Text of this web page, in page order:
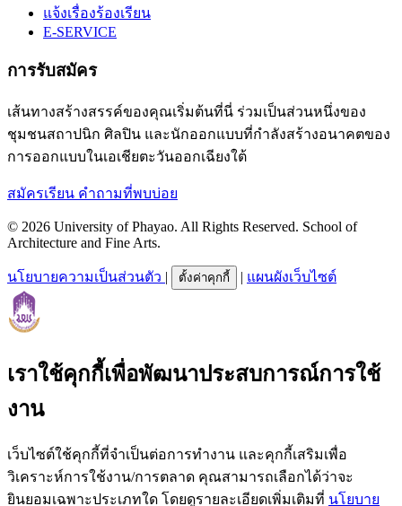
แจ้งเรื่องร้องเรียน
E-SERVICE
การรับสมัคร
เส้นทางสร้างสรรค์ของคุณเริ่มต้นที่นี่ ร่วมเป็นส่วนหนึ่งของ
ชุมชนสถาปนิก ศิลปิน และนักออกแบบที่กำลังสร้างอนาคตของ
การออกแบบในเอเชียตะวันออกเฉียงใต้
สมัครเรียน คำถามที่พบบ่อย
© 2026 University of Phayao. All Rights Reserved. School of
Architecture and Fine Arts.
นโยบายความเป็นส่วนตัว | ตั้งค่าคุกกี้ | แผนผังเว็บไซต์
เราใช้คุกกี้เพื่อพัฒนาประสบการณ์การใช้
งาน
เว็บไซต์ใช้คุกกี้ที่จำเป็นต่อการทำงาน และคุกกี้เสริมเพื่อ
วิเคราะห์การใช้งาน/การตลาด คุณสามารถเลือกได้ว่าจะ
ยินยอมเฉพาะประเภทใด โดยดูรายละเอียดเพิ่มเติมที่ นโยบาย